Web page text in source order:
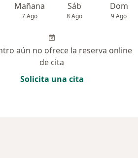
Mañana
7 Ago
Sáb
8 Ago
Dom
9 Ago
aún no ofrece la reserva online
de cita
Solicita una cita